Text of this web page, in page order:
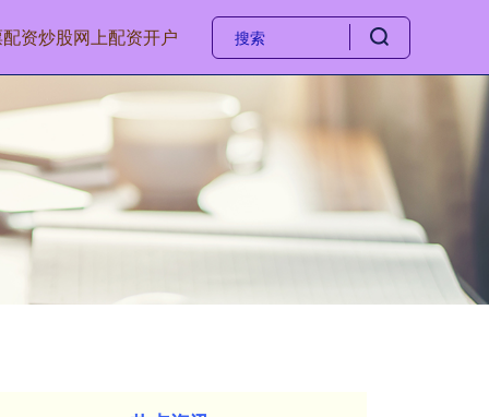
资炒股网上配资开户